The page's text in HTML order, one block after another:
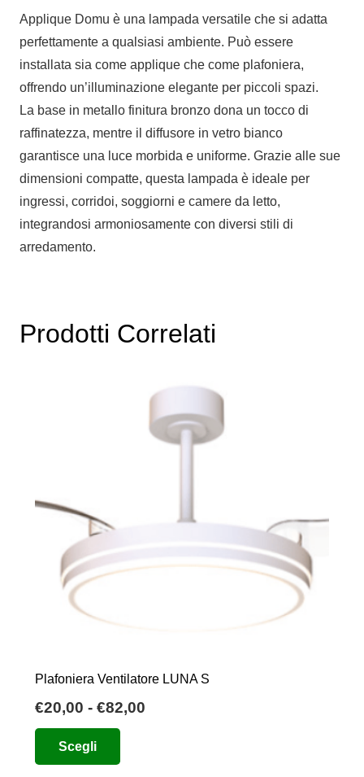
Applique Domu è una lampada versatile che si adatta
perfettamente a qualsiasi ambiente. Può essere
installata sia come applique che come plafoniera,
offrendo un’illuminazione elegante per piccoli spazi.
La base in metallo finitura bronzo dona un tocco di
raffinatezza, mentre il diffusore in vetro bianco
garantisce una luce morbida e uniforme. Grazie alle sue
dimensioni compatte, questa lampada è ideale per
ingressi, corridoi, soggiorni e camere da letto,
integrandosi armoniosamente con diversi stili di
arredamento.
Prodotti Correlati
Plafoniera Ventilatore LUNA S
€20,00 - €82,00
Scegli